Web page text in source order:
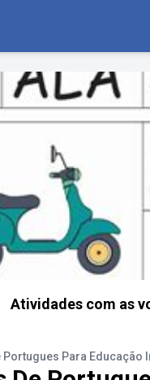
Atividades com as
Portugues Para Educação